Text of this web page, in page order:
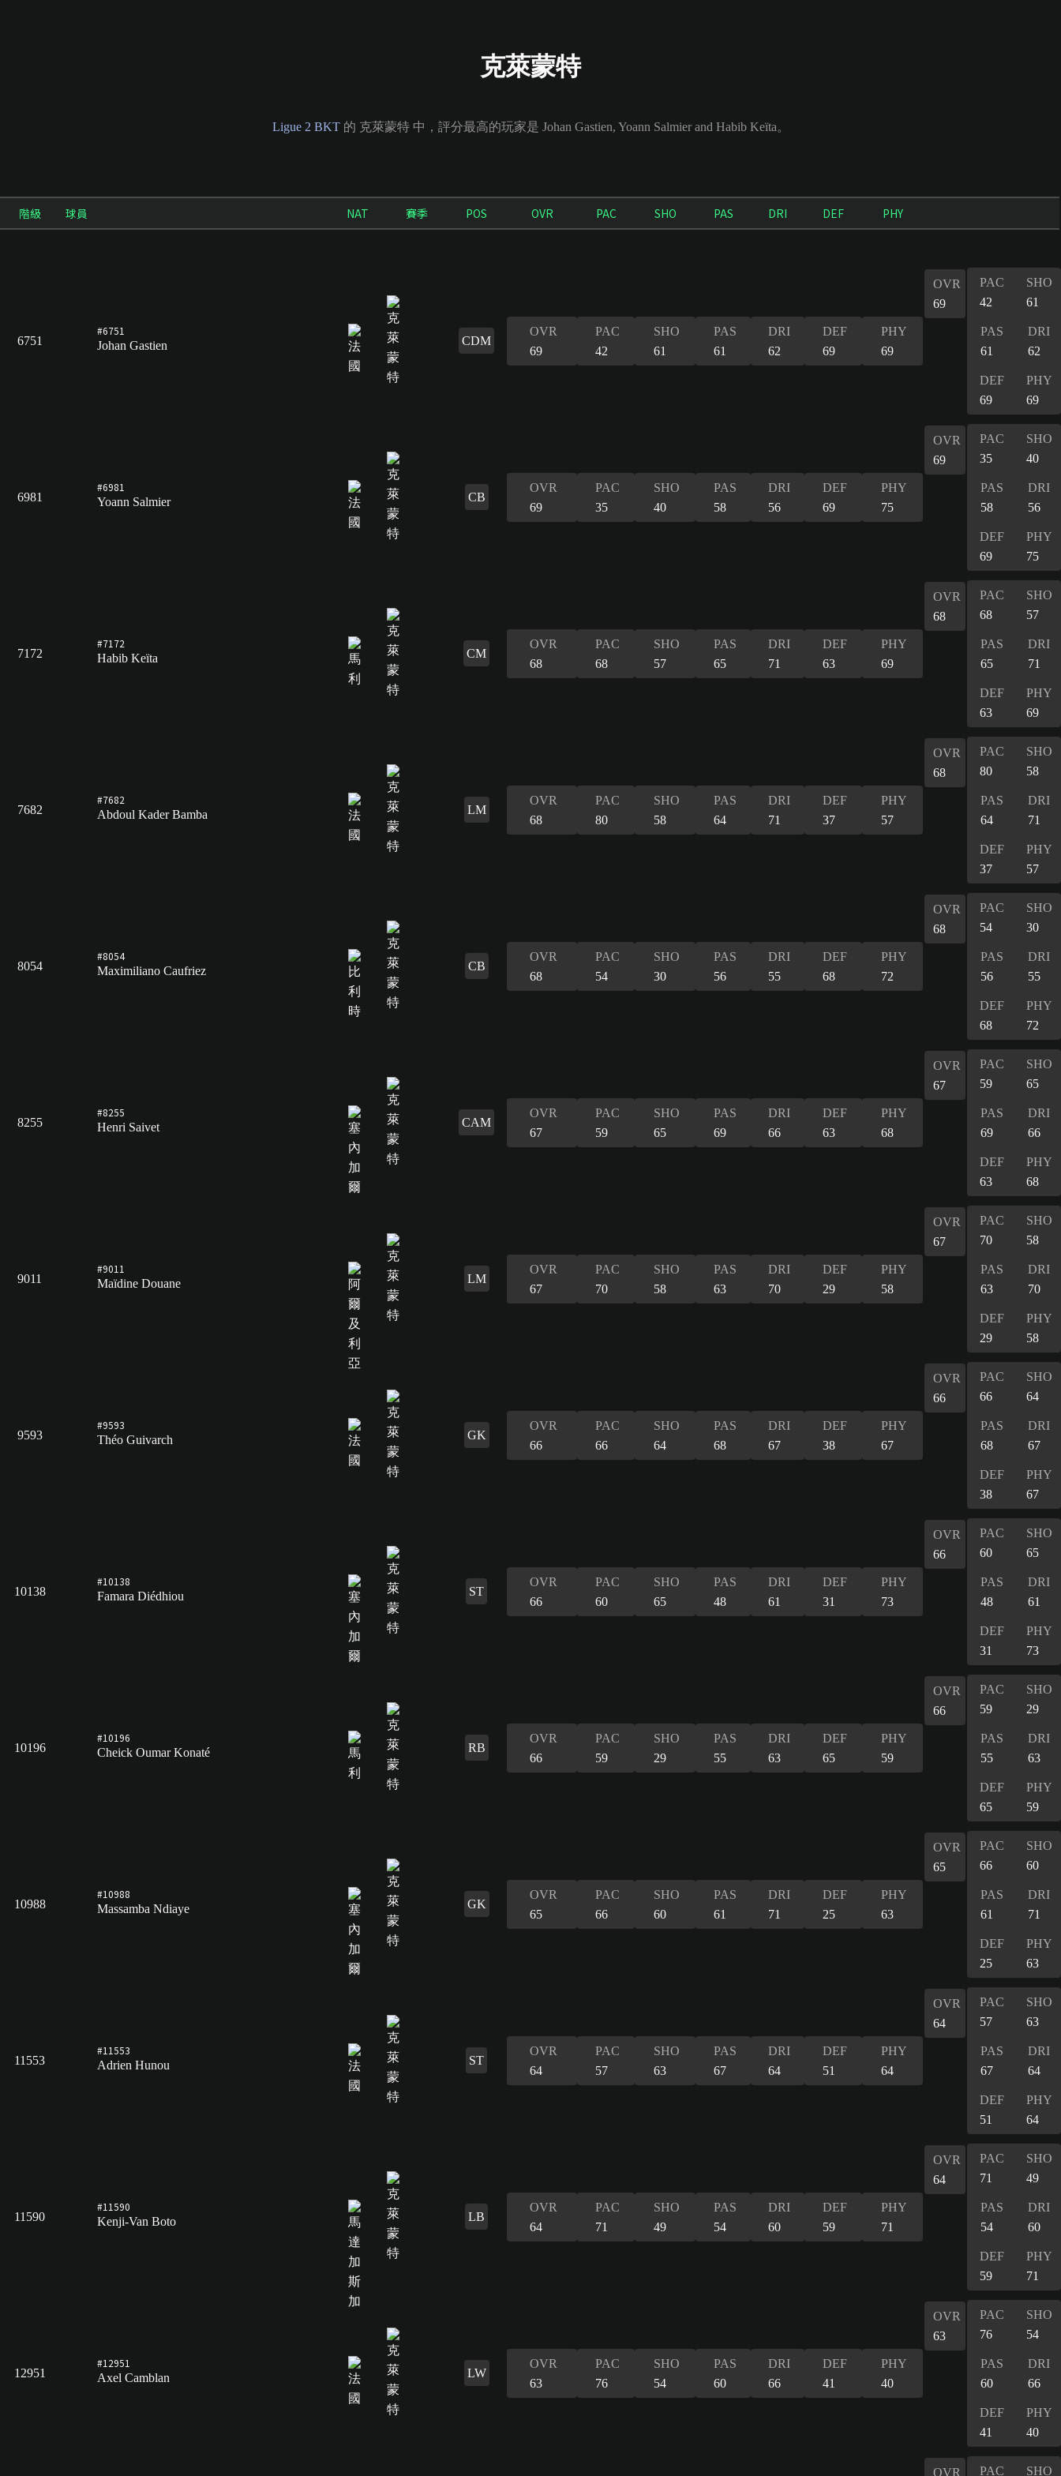
克萊蒙特
Ligue 2 BKT的 克萊蒙特 中，評分最高的玩家是 Johan Gastien, Yoann Salmier and Habib Keïta。
階級 球員 NAT 賽季 POS OVR PAC SHO PAS DRI DEF PHY
6751
#6751
Johan Gastien
CDM
OVR
69
PAC
42
SHO
61
PAS
61
DRI
62
DEF
69
PHY
69
OVR
69
PAC
42
SHO
61
PAS
61
DRI
62
DEF
69
PHY
69
6981
#6981
Yoann Salmier
CB
OVR
69
PAC
35
SHO
40
PAS
58
DRI
56
DEF
69
PHY
75
OVR
69
PAC
35
SHO
40
PAS
58
DRI
56
DEF
69
PHY
75
7172
#7172
Habib Keïta
CM
OVR
68
PAC
68
SHO
57
PAS
65
DRI
71
DEF
63
PHY
69
OVR
68
PAC
68
SHO
57
PAS
65
DRI
71
DEF
63
PHY
69
7682
#7682
Abdoul Kader Bamba
LM
OVR
68
PAC
80
SHO
58
PAS
64
DRI
71
DEF
37
PHY
57
OVR
68
PAC
80
SHO
58
PAS
64
DRI
71
DEF
37
PHY
57
8054
#8054
Maximiliano Caufriez
CB
OVR
68
PAC
54
SHO
30
PAS
56
DRI
55
DEF
68
PHY
72
OVR
68
PAC
54
SHO
30
PAS
56
DRI
55
DEF
68
PHY
72
8255
#8255
Henri Saivet
CAM
OVR
67
PAC
59
SHO
65
PAS
69
DRI
66
DEF
63
PHY
68
OVR
67
PAC
59
SHO
65
PAS
69
DRI
66
DEF
63
PHY
68
9011
#9011
Maïdine Douane
LM
OVR
67
PAC
70
SHO
58
PAS
63
DRI
70
DEF
29
PHY
58
OVR
67
PAC
70
SHO
58
PAS
63
DRI
70
DEF
29
PHY
58
9593
#9593
Théo Guivarch
GK
OVR
66
PAC
66
SHO
64
PAS
68
DRI
67
DEF
38
PHY
67
OVR
66
PAC
66
SHO
64
PAS
68
DRI
67
DEF
38
PHY
67
10138
#10138
Famara Diédhiou
ST
OVR
66
PAC
60
SHO
65
PAS
48
DRI
61
DEF
31
PHY
73
OVR
66
PAC
60
SHO
65
PAS
48
DRI
61
DEF
31
PHY
73
10196
#10196
Cheick Oumar Konaté
RB
OVR
66
PAC
59
SHO
29
PAS
55
DRI
63
DEF
65
PHY
59
OVR
66
PAC
59
SHO
29
PAS
55
DRI
63
DEF
65
PHY
59
10988
#10988
Massamba Ndiaye
GK
OVR
65
PAC
66
SHO
60
PAS
61
DRI
71
DEF
25
PHY
63
OVR
65
PAC
66
SHO
60
PAS
61
DRI
71
DEF
25
PHY
63
11553
#11553
Adrien Hunou
ST
OVR
64
PAC
57
SHO
63
PAS
67
DRI
64
DEF
51
PHY
64
OVR
64
PAC
57
SHO
63
PAS
67
DRI
64
DEF
51
PHY
64
11590
#11590
Kenji-Van Boto
LB
OVR
64
PAC
71
SHO
49
PAS
54
DRI
60
DEF
59
PHY
71
OVR
64
PAC
71
SHO
49
PAS
54
DRI
60
DEF
59
PHY
71
12951
#12951
Axel Camblan
LW
OVR
63
PAC
76
SHO
54
PAS
60
DRI
66
DEF
41
PHY
40
OVR
63
PAC
76
SHO
54
PAS
60
DRI
66
DEF
41
PHY
40
OVR PAC SHO